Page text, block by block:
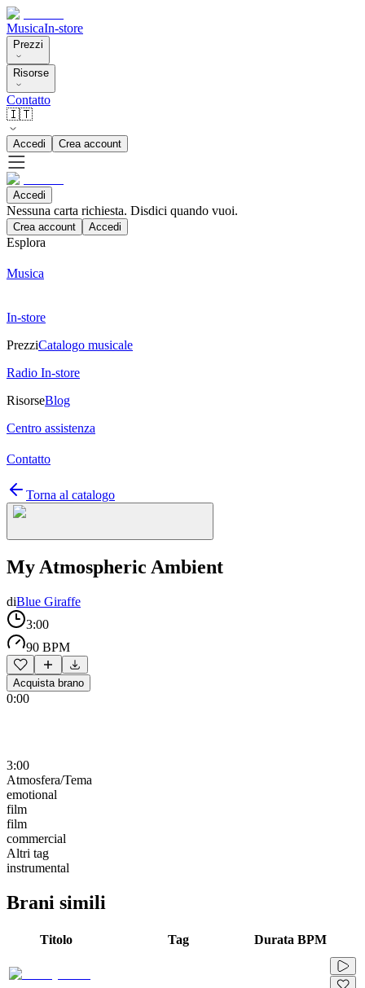
MusicaIn-store
Prezzi
Risorse
Contatto
🇮🇹
Accedi Crea account
Accedi
Nessuna carta richiesta. Disdici quando vuoi.
Crea account Accedi
Esplora
Musica
In-store
PrezziCatalogo musicale
Radio In-store
RisorseBlog
Centro assistenza
Contatto
Torna al catalogo
My Atmospheric Ambient
diBlue Giraffe
3:00
90 BPM
Acquista brano
0:00
3:00
Atmosfera/Tema
emotional
film
film
commercial
Altri tag
instrumental
Brani simili
Titolo Tag Durata BPM